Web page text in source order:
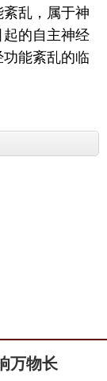
乱，属于神
的自主神经
能紊乱的临
万物长